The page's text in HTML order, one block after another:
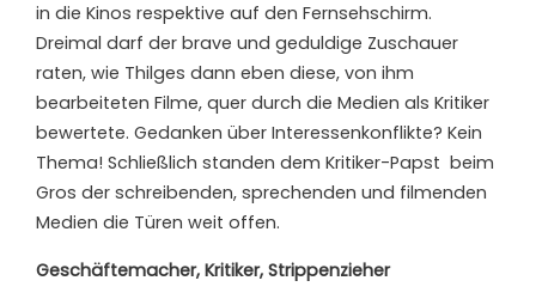
in die Kinos respektive auf den Fernsehschirm.
Dreimal darf der brave und geduldige Zuschauer
raten, wie Thilges dann eben diese, von ihm
bearbeiteten Filme, quer durch die Medien als Kritiker
bewertete. Gedanken über Interessenkonflikte? Kein
Thema! Schließlich standen dem Kritiker-Papst beim
Gros der schreibenden, sprechenden und filmenden
Medien die Türen weit offen.
Geschäftemacher, Kritiker, Strippenzieher